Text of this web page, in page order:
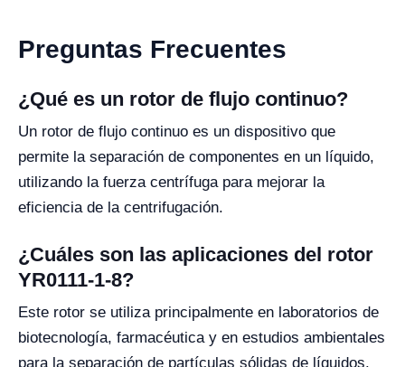
Preguntas Frecuentes
¿Qué es un rotor de flujo continuo?
Un rotor de flujo continuo es un dispositivo que
permite la separación de componentes en un líquido,
utilizando la fuerza centrífuga para mejorar la
eficiencia de la centrifugación.
¿Cuáles son las aplicaciones del rotor
YR0111-1-8?
Este rotor se utiliza principalmente en laboratorios de
biotecnología, farmacéutica y en estudios ambientales
para la separación de partículas sólidas de líquidos.